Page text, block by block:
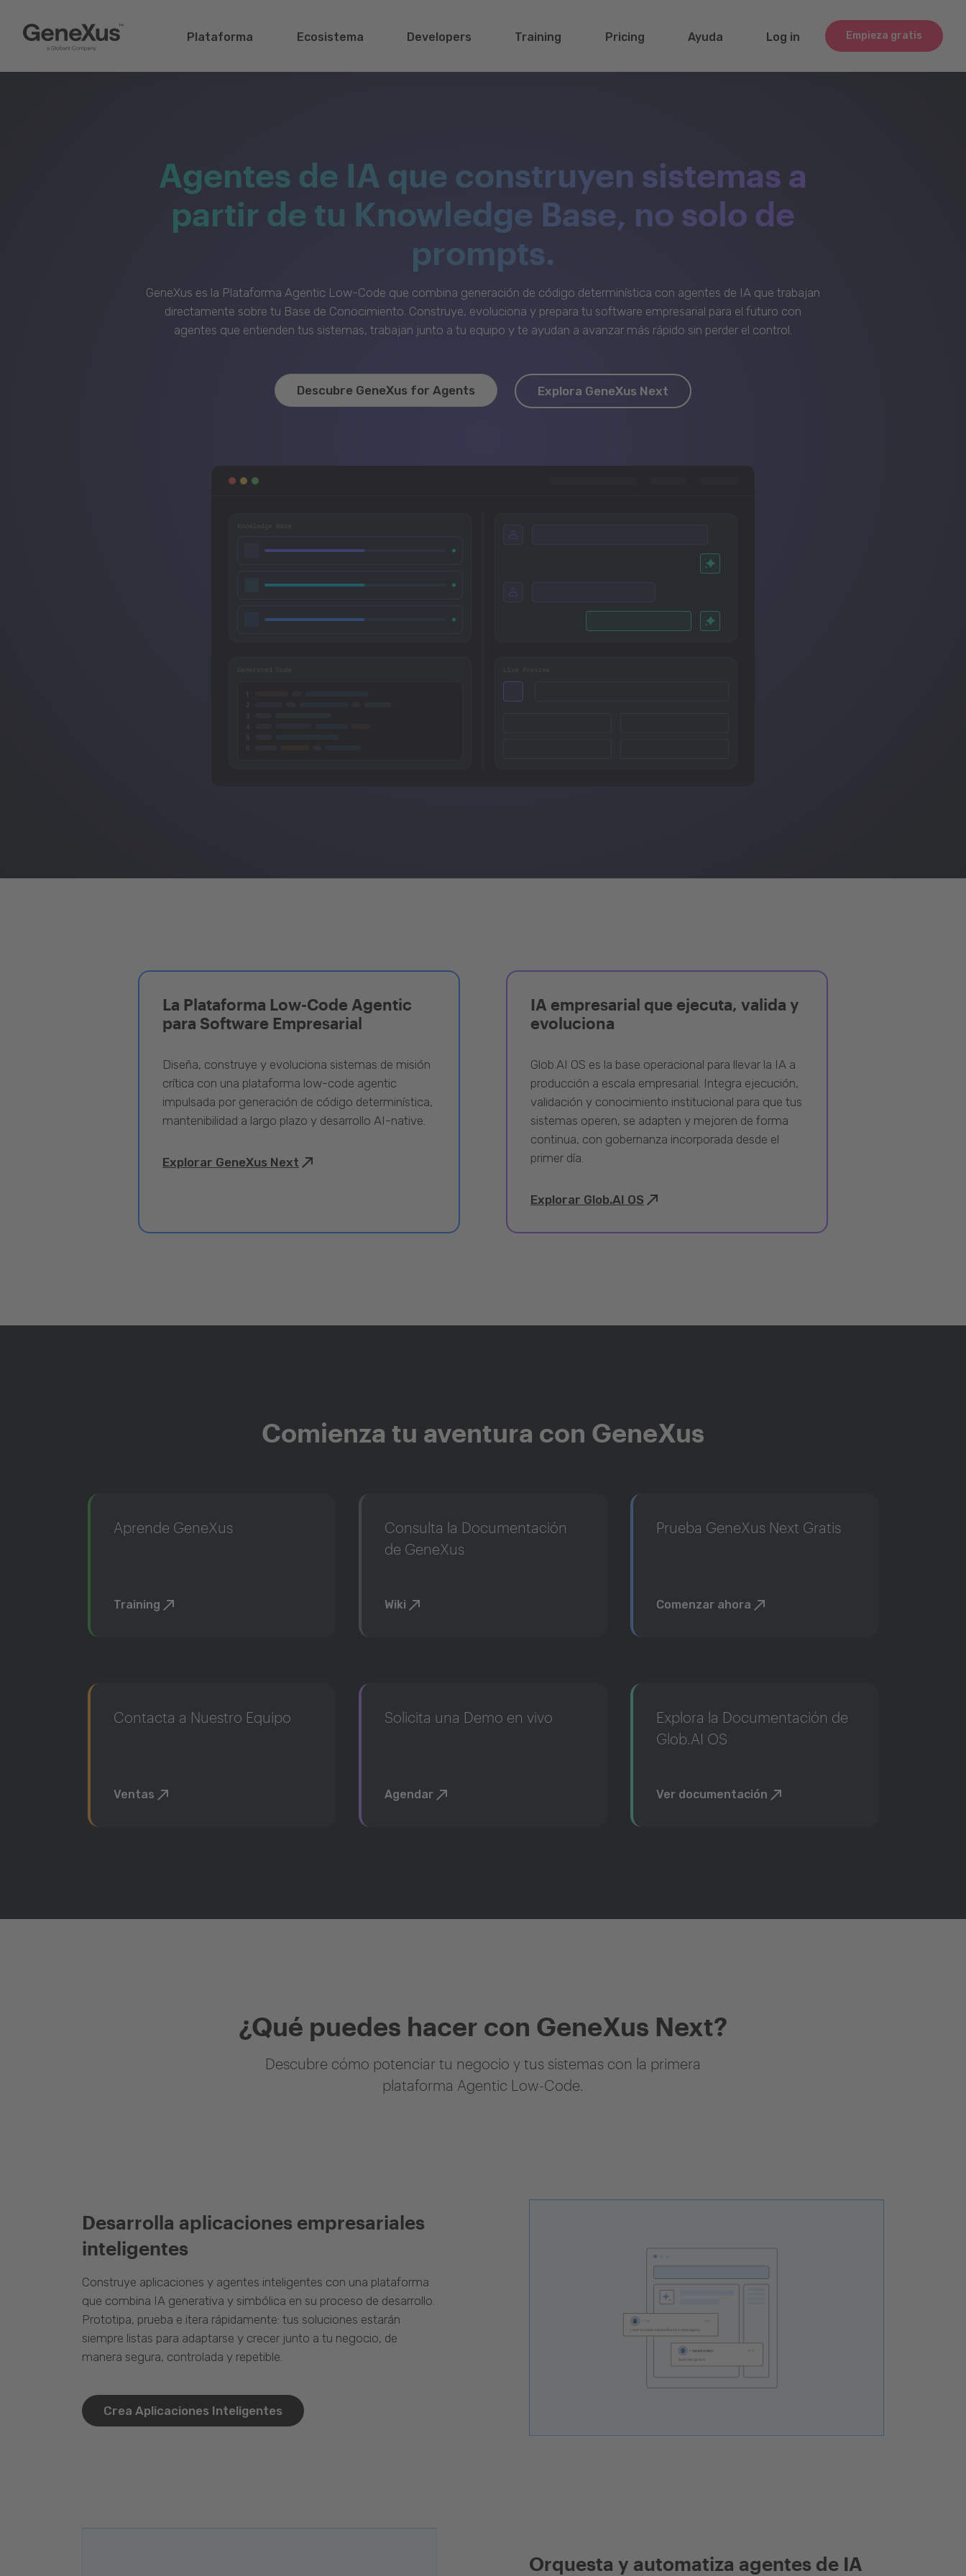
Empieza gratis
Plataforma Ecosistema Developers Training Pricing Ayuda Log in
Agentes de IA que construyen sistemas a
partir de tu Knowledge Base, no solo de
prompts.
GeneXus es la Plataforma Agentic Low-Code que combina generación de código determinística con agentes de IA que trabajan
directamente sobre tu Base de Conocimiento. Construye, evoluciona y prepara tu software empresarial para el futuro con
agentes que entienden tus sistemas, trabajan junto a tu equipo y te ayudan a avanzar más rápido sin perder el control.
Descubre GeneXus for Agents Explora GeneXus Next
La Plataforma Low-Code Agentic
para Software Empresarial
Diseña, construye y evoluciona sistemas de misión
crítica con una plataforma low-code agentic
impulsada por generación de código determinística,
mantenibilidad a largo plazo y desarrollo AI-native.
Explorar GeneXus Next
IA empresarial que ejecuta, valida y
evoluciona
Glob.AI OS es la base operacional para llevar la IA a
producción a escala empresarial. Integra ejecución,
validación y conocimiento institucional para que tus
sistemas operen, se adapten y mejoren de forma
continua, con gobernanza incorporada desde el
primer día.
Explorar Glob.AI OS
Comienza tu aventura con GeneXus
Aprende GeneXus
Training
Consulta la Documentación
de GeneXus
Wiki
Prueba GeneXus Next Gratis
Comenzar ahora
Contacta a Nuestro Equipo
Ventas
Solicita una Demo en vivo
Agendar
Explora la Documentación de
Glob.AI OS
Ver documentación
¿Qué puedes hacer con GeneXus Next?
Descubre cómo potenciar tu negocio y tus sistemas con la primera
plataforma Agentic Low-Code.
Desarrolla aplicaciones empresariales
inteligentes
Construye aplicaciones y agentes inteligentes con una plataforma
que combina IA generativa y simbólica en su proceso de desarrollo.
Prototipa, prueba e itera rápidamente: tus soluciones estarán
siempre listas para adaptarse y crecer junto a tu negocio, de
manera segura, controlada y repetible.
Crea Aplicaciones Inteligentes
Orquesta y automatiza agentes de IA